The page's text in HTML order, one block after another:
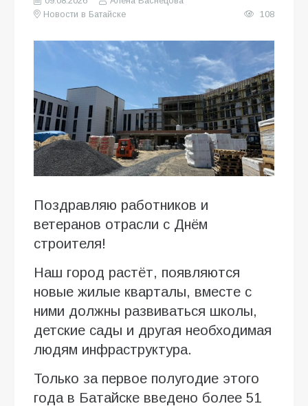
Новости в Батайске
108
Поздравляю работников и
ветеранов отрасли с Днём
строителя!
Наш город растёт, появляются
новые жилые кварталы, вместе с
ними должны развиваться школы,
детские сады и другая необходимая
людям инфраструктура.
Только за первое полугодие этого
года в Батайске введено более 51